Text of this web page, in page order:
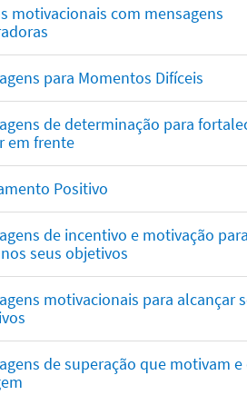
motivacionais com mensagens
para Momentos Difíceis
de determinação para
em frente
Positivo
de incentivo e motivação para
seus objetivos
motivacionais para alcançar
de superação que motivam e